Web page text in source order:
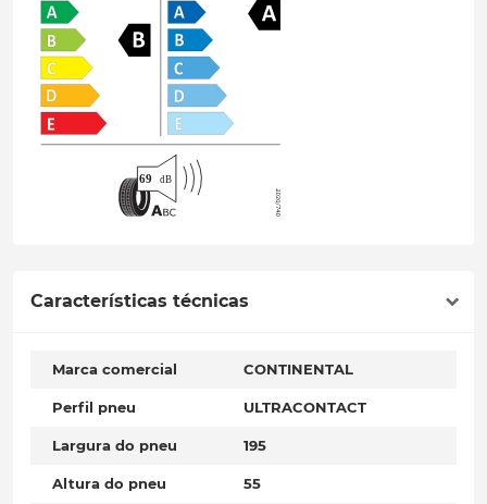
Características técnicas
Marca comercial CONTINENTAL
Perfil pneu ULTRACONTACT
Largura do pneu 195
Altura do pneu 55